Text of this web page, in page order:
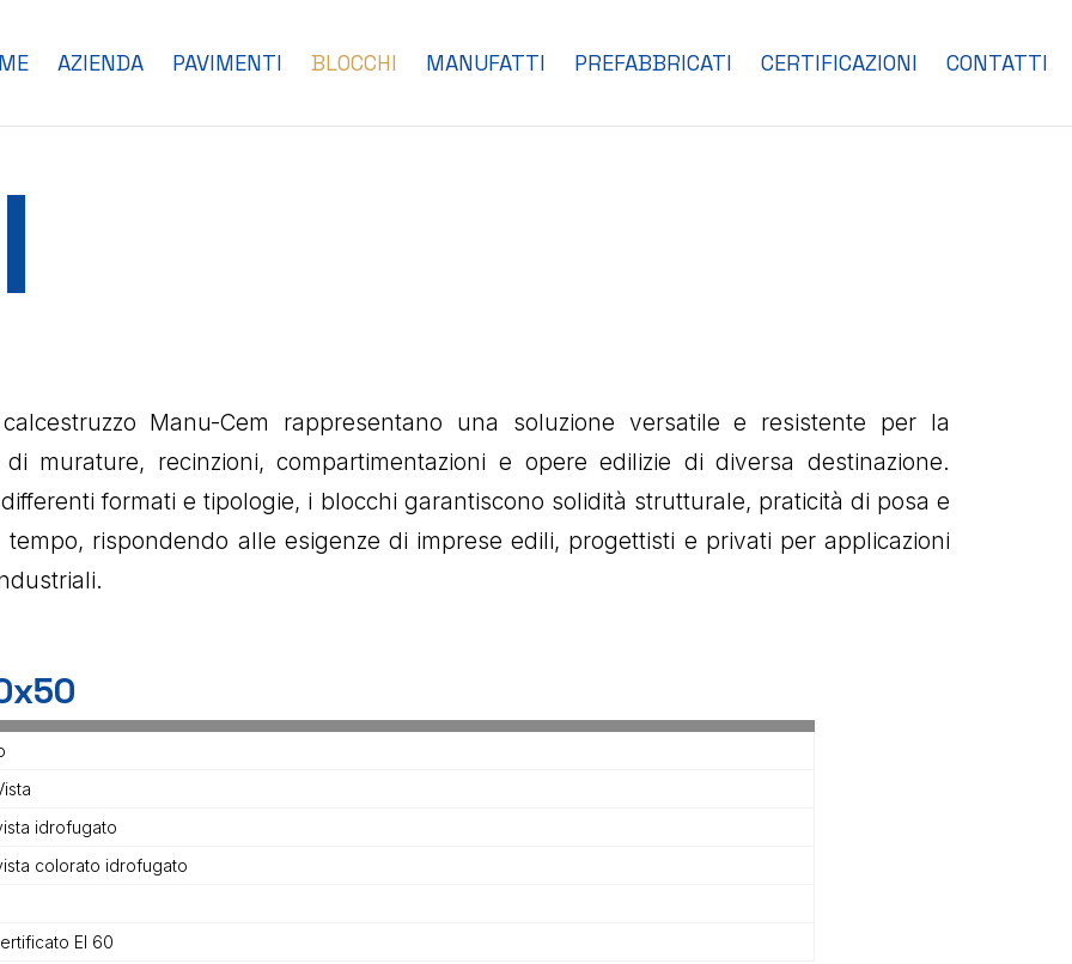
AZIENDA PAVIMENTI BLOCCHI MANUFATTI PREFABBRICATI CERTIFICAZIONI CONTATTI
Manu-Cem rappresentano una soluzione versatile e resistente per la
di murature, recinzioni, compartimentazioni e opere edilizie di diversa destinazione.
formati e tipologie, i blocchi garantiscono solidità strutturale, praticità di posa e
rispondendo alle esigenze di imprese edili, progettisti e privati per applicazioni
idrofugato
colorato idrofugato
EI 60